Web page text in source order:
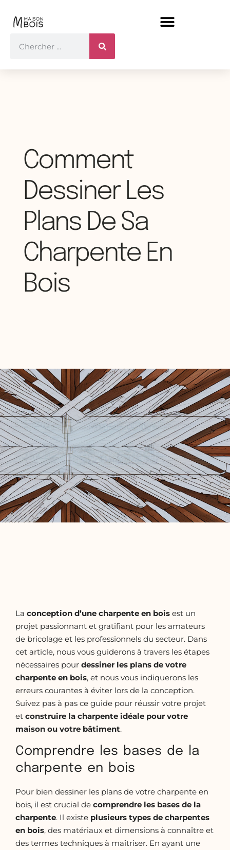
Comment
Dessiner Les
Plans De Sa
Charpente En
Bois
La conception d’une charpente en bois est un
projet passionnant et gratifiant pour les amateurs
de bricolage et les professionnels du secteur. Dans
cet article, nous vous guiderons à travers les étapes
nécessaires pour dessiner les plans de votre
charpente en bois, et nous vous indiquerons les
erreurs courantes à éviter lors de la conception.
Suivez pas à pas ce guide pour réussir votre projet
et construire la charpente idéale pour votre
maison ou votre bâtiment.
Comprendre les bases de la
charpente en bois
Pour bien dessiner les plans de votre charpente en
bois, il est crucial de comprendre les bases de la
charpente. Il existe plusieurs types de charpentes
en bois, des matériaux et dimensions à connaître et
des termes techniques à maîtriser. En ayant une